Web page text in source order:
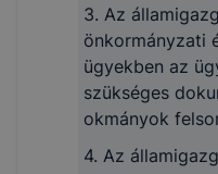
1.6 Felettes,
felügyeleti,
törvényességi
ellenőrzést
felügyeletet
szerv
3. Az
önkormányzati
ügyekben az
szükséges
okmányok
4. Az